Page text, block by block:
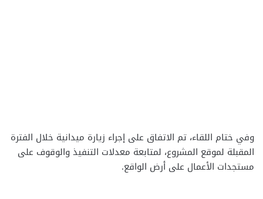
وفي ختام اللقاء، تم الاتفاق على إجراء زيارة ميدانية خلال الفترة
المقبلة لموقع المشروع، لمتابعة معدلات التنفيذ والوقوف على
مستجدات الأعمال على أرض الواقع.